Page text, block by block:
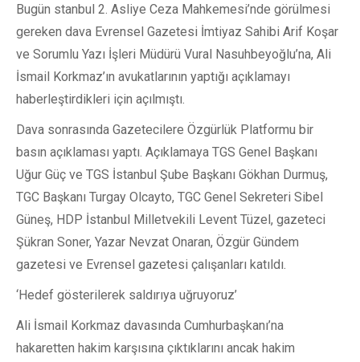
Bugün stanbul 2. Asliye Ceza Mahkemesi’nde görülmesi
gereken dava Evrensel Gazetesi İmtiyaz Sahibi Arif Koşar
ve Sorumlu Yazı İşleri Müdürü Vural Nasuhbeyoğlu’na, Ali
İsmail Korkmaz’ın avukatlarının yaptığı açıklamayı
haberleştirdikleri için açılmıştı.
Dava sonrasında Gazetecilere Özgürlük Platformu bir
basın açıklaması yaptı. Açıklamaya TGS Genel Başkanı
Uğur Güç ve TGS İstanbul Şube Başkanı Gökhan Durmuş,
TGC Başkanı Turgay Olcayto, TGC Genel Sekreteri Sibel
Güneş, HDP İstanbul Milletvekili Levent Tüzel, gazeteci
Şükran Soner, Yazar Nevzat Onaran, Özgür Gündem
gazetesi ve Evrensel gazetesi çalışanları katıldı.
‘Hedef gösterilerek saldırıya uğruyoruz’
Ali İsmail Korkmaz davasında Cumhurbaşkanı’na
hakaretten hakim karşısına çıktıklarını ancak hakim